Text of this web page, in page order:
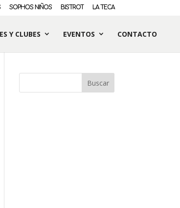
SOPHOS NIÑOS BISTROT LA TECA
Y CLUBES EVENTOS CONTACTO